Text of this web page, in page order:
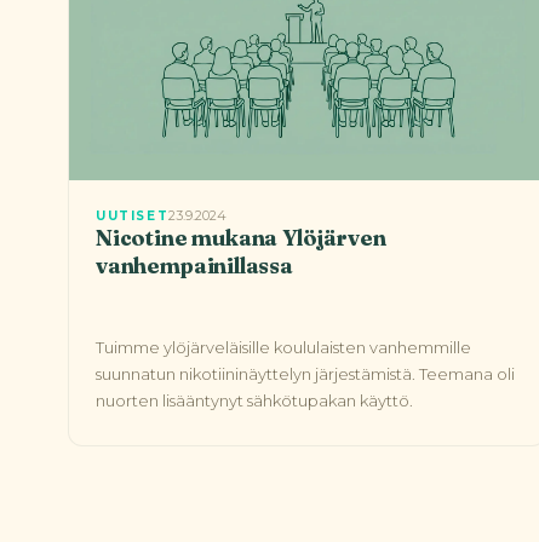
UUTISET23.9.2024
Nicotine mukana Ylöjärven
vanhempainillassa
Tuimme ylöjärveläisille koululaisten vanhemmille
suunnatun nikotiininäyttelyn järjestämistä. Teemana oli
nuorten lisääntynyt sähkötupakan käyttö.